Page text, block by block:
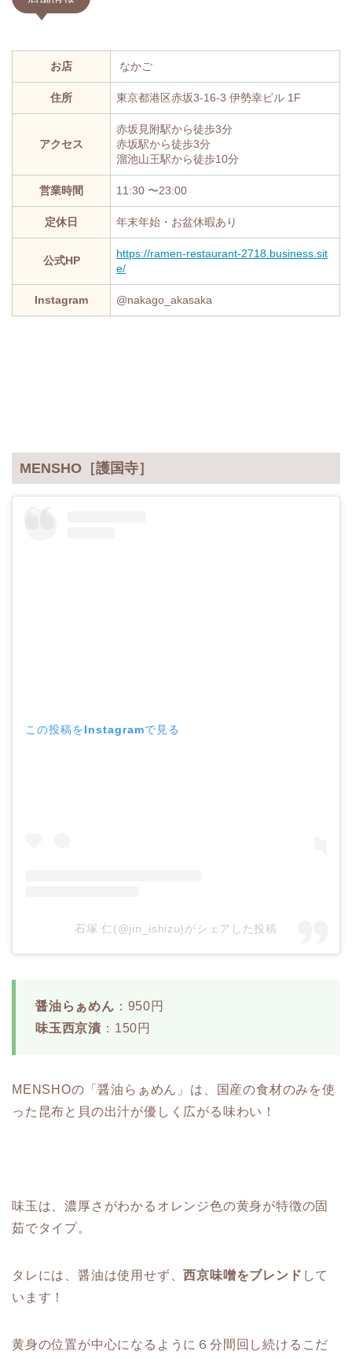
お店 なかご
住所 東京都港区赤坂3-16-3 伊勢幸ビル 1F
アクセス
赤坂見附駅から徒歩3分
赤坂駅から徒歩3分
溜池山王駅から徒歩10分
営業時間 11:30 〜23:00
定休日 年末年始・お盆休暇あり
公式HP
https://ramen-restaurant-2718.business.sit
e/
Instagram @nakago_akasaka
MENSHO［護国寺］
この投稿をInstagramで見る
石塚 仁(@jin_ishizu)がシェアした投稿
醤油らぁめん ：950円
味玉西京漬 ：150円
MENSHOの「醤油らぁめん」は、国産の食材のみを使
った昆布と貝の出汁が優しく広がる味わい！
味玉は、濃厚さがわかるオレンジ色の黄身が特徴の固
茹でタイプ。
タレには、醤油は使用せず、西京味噌をブレンド して
います！
黄身の位置が中心になるように６分間回し続けるこだ